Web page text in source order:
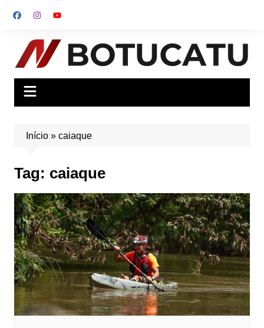
para
conteúdo
Início» caiaque
Tag: caiaque